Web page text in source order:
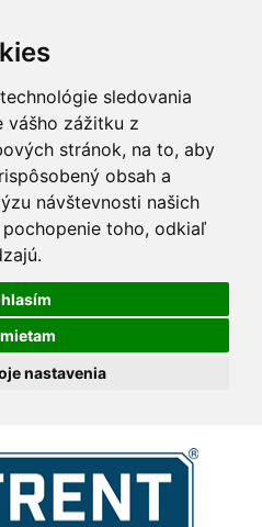
sledovania
vášho zážitku z
stránok, na to, aby
obsah a
návštevnosti našich
toho, odkiaľ
nastavenia